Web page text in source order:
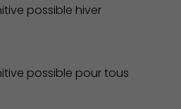
possible hiver
possible pour tous